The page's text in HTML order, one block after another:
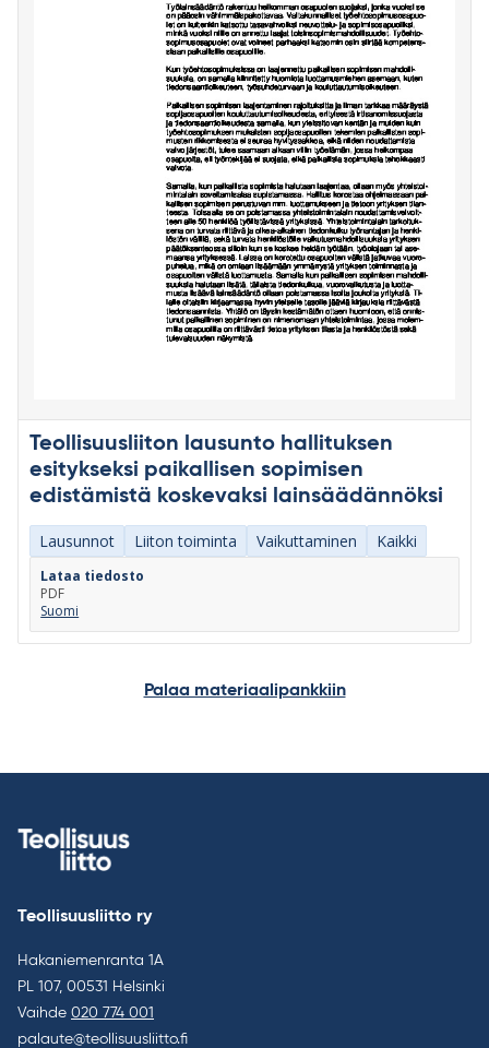
Teollisuusliiton lausunto hallituksen
esitykseksi paikallisen sopimisen
edistämistä koskevaksi lainsäädännöksi
Lausunnot Liiton toiminta Vaikuttaminen Kaikki
Lataa tiedosto
PDF
Suomi
Palaa materiaalipankkiin
Teollisuusliitto ry
Hakaniemenranta 1A
PL 107, 00531 Helsinki
Vaihde 020 774 001
palaute@teollisuusliitto.fi